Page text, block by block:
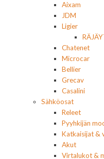
Aixam
JDM
Ligier
Chatenet
Microcar
Bellier
Grecav
Casalini
Sähköosat
Releet
Pyyhkijän
Katkaisijat &
Akut
Virtalukot &